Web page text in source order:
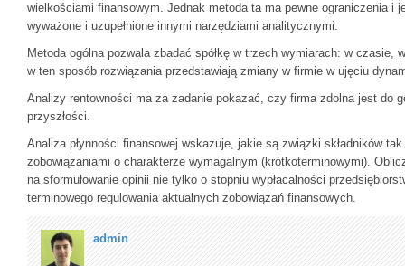
wielkościami finansowym. Jednak metoda ta ma pewne ograniczenia i
wyważone i uzupełnione innymi narzędziami analitycznymi.
Metoda ogólna pozwala zbadać spółkę w trzech wymiarach: w czasie,
w ten sposób rozwiązania przedstawiają zmiany w firmie w ujęciu
Analizy rentowności ma za zadanie pokazać, czy firma zdolna jest do
przyszłości.
Analiza płynności finansowej wskazuje, jakie są związki składników
zobowiązaniami o charakterze wymagalnym (krótkoterminowymi).
na sformułowanie opinii nie tylko o stopniu wypłacalności
terminowego regulowania aktualnych zobowiązań finansowych.
admin